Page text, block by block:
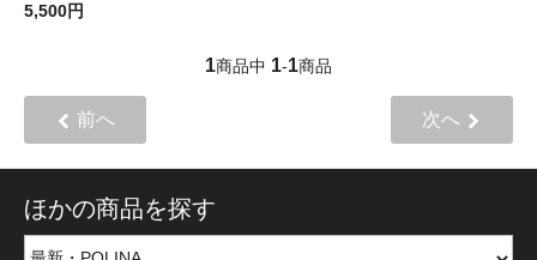
5,500円
1商品中 1-1商品
前へ 次へ
ほかの商品を探す